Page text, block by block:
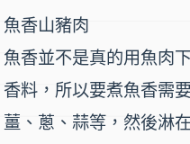
魚香山豬肉
魚香並不是真的用魚肉
香料，所以要煮魚香需
薑、蔥、蒜等，然後淋